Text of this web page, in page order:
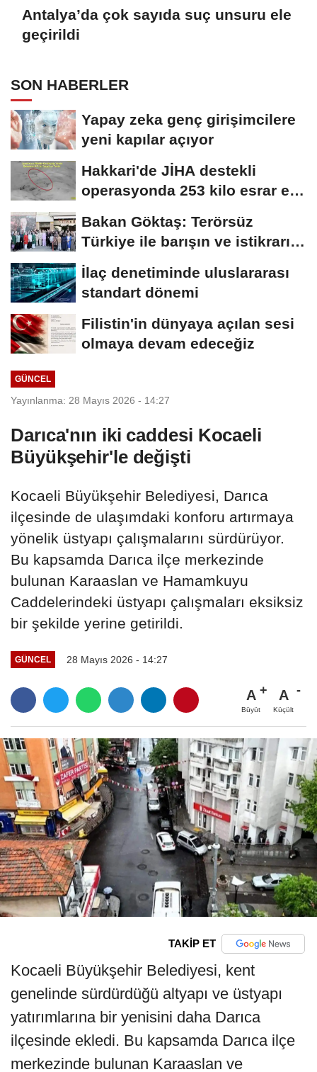
Antalya’da çok sayıda suç unsuru ele
geçirildi
SON HABERLER
Yapay zeka genç girişimcilere
yeni kapılar açıyor
Hakkari'de JİHA destekli
operasyonda 253 kilo esrar ele
Bakan Göktaş: Terörsüz
Türkiye ile barışın ve istikrarın
güçlendiği...
İlaç denetiminde uluslararası
standart dönemi
Filistin'in dünyaya açılan sesi
olmaya devam edeceğiz
GÜNCEL
Yayınlanma: 28 Mayıs 2026 - 14:27
Darıca'nın iki caddesi Kocaeli
Büyükşehir'le değişti
Kocaeli Büyükşehir Belediyesi, Darıca
ilçesinde de ulaşımdaki konforu artırmaya
yönelik üstyapı çalışmalarını sürdürüyor.
Bu kapsamda Darıca ilçe merkezinde
bulunan Karaaslan ve Hamamkuyu
Caddelerindeki üstyapı çalışmaları eksiksiz
bir şekilde yerine getirildi.
GÜNCEL 28 Mayıs 2026 - 14:27
A
Büyüt
A
Küçült
TAKİP ET
Kocaeli Büyükşehir Belediyesi, kent
genelinde sürdürdüğü altyapı ve üstyapı
yatırımlarına bir yenisini daha Darıca
ilçesinde ekledi. Bu kapsamda Darıca ilçe
merkezinde bulunan Karaaslan ve